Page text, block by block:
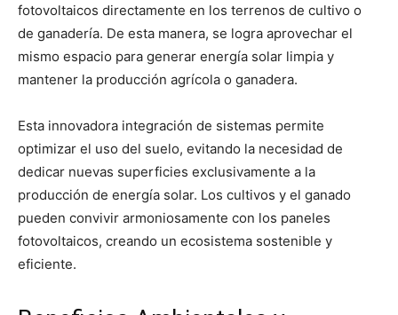
fotovoltaicos directamente en los terrenos de cultivo o
de ganadería. De esta manera, se logra aprovechar el
mismo espacio para generar energía solar limpia y
mantener la producción agrícola o ganadera.
Esta innovadora integración de sistemas permite
optimizar el uso del suelo, evitando la necesidad de
dedicar nuevas superficies exclusivamente a la
producción de energía solar. Los cultivos y el ganado
pueden convivir armoniosamente con los paneles
fotovoltaicos, creando un ecosistema sostenible y
eficiente.